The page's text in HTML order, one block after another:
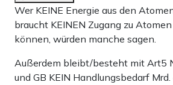
Wer KEINE Energie aus den
braucht KEINEN Zugang zu
können, würden manche sagen.
Außerdem bleibt/besteht mit Art5
und GB KEIN Handlungsbedarf